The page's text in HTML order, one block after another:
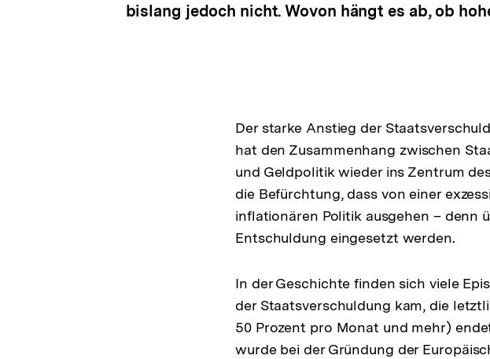
bislang jedoch nicht. Wovon hängt es ab, ob
Der starke Anstieg der
hat den Zusammenhang zwischen
und Geldpolitik wieder ins Zentrum
die Befürchtung, dass von einer
inflationären Politik ausgehen – denn
Entschuldung eingesetzt werden.
In der Geschichte finden sich viele
der Staatsverschuldung kam, die
50 Prozent pro Monat und mehr)
wurde bei der Gründung der